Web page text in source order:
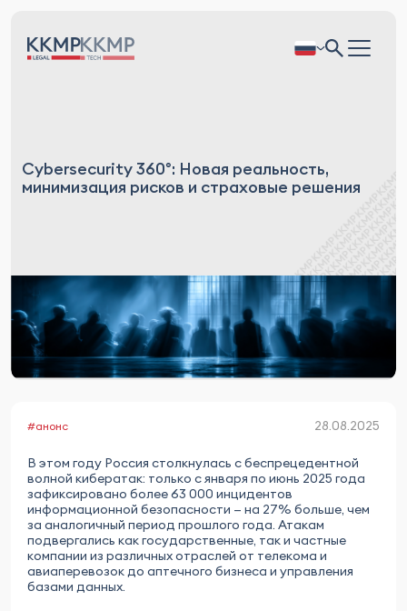
Cybersecurity 360°: Новая реальность,
минимизация рисков и страховые решения
#анонс 28.08.2025
В этом году Россия столкнулась с беспрецедентной
волной кибератак: только с января по июнь 2025 года
зафиксировано более 63 000 инцидентов
информационной безопасности — на 27% больше, чем
за аналогичный период прошлого года. Атакам
подвергались как государственные, так и частные
компании из различных отраслей от телекома и
авиаперевозок до аптечного бизнеса и управления
базами данных.